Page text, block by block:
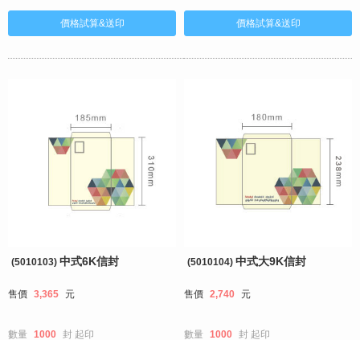
(5010103)中式6K信封
售價 3,365 元
數量 1000 封 起印
(5010104)中式大9K信封
售價 2,740 元
數量 1000 封 起印